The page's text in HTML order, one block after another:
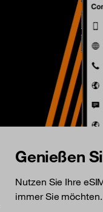
Genießen
Nutzen Sie Ihre
immer Sie möchten.